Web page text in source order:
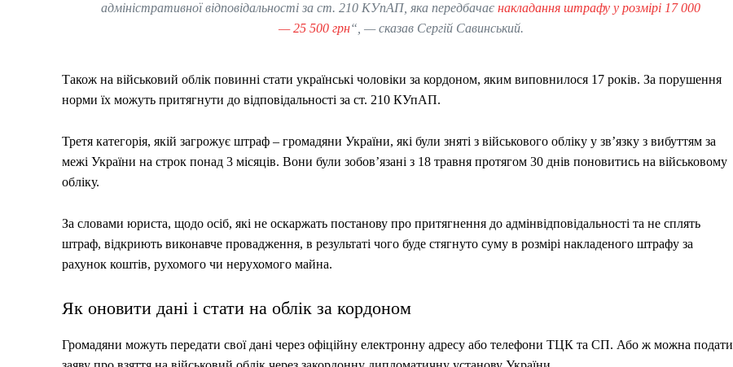
адміністративної відповідальності за ст. 210 КУпАП, яка передбачаєнакладання штрафу у розмірі 17 000
— 25 500 грн“, — сказав Сергій Савинський.
Також на військовий облік повинні стати українські чоловіки за кордоном, яким виповнилося 17 років. За порушення
норми їх можуть притягнути до відповідальності за ст. 210 КУпАП.
Третя категорія, якій загрожує штраф – громадяни України, які були зняті з військового обліку у зв’язку з вибуттям за
межі України на строк понад 3 місяців. Вони були зобов’язані з 18 травня протягом 30 днів поновитись на військовому
обліку.
За словами юриста, щодо осіб, які не оскаржать постанову про притягнення до адмінвідповідальності та не сплять
штраф, відкриють виконавче провадження, в результаті чого буде стягнуто суму в розмірі накладеного штрафу за
рахунок коштів, рухомого чи нерухомого майна.
Як оновити дані і стати на облік за кордоном
Громадяни можуть передати свої дані через офіційну електронну адресу або телефони ТЦК та СП. Або ж можна подати